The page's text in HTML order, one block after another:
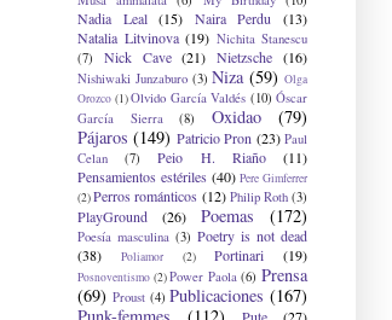
Nadia Leal (15) Naira Perdu
(13)
Natalia Litvinova (19) Nichita Stanescu
(7)
Nick Cave (21) Nietzsche (16)
Nishiwaki Junzaburo (3) Niza (59) Olga
Orozco (1)Olvido García Valdés (10) Óscar
García Sierra
(8) Oxidao
(79)
Pájaros (149) Patricio Pron (23) Paul
Celan
(7) Peio H. Riaño
(11)
Pensamientos estériles (40) Pere Gimferrer
(2)Perros románticos (12) Philip Roth (3)
PlayGround (26) Poemas (172)
Poesía masculina (3) Poetry is not dead
(38)
Poliamor (2) Portinari (19)
Posnoventismo (2) Power Paola (6) Prensa
(69) Proust (4) Publicaciones (167)
Pute (27)